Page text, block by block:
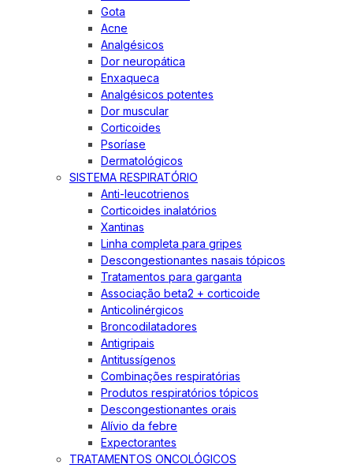
Gota
Acne
Analgésicos
Dor neuropática
Enxaqueca
Analgésicos potentes
Dor muscular
Corticoides
Psoríase
Dermatológicos
SISTEMA RESPIRATÓRIO
Anti-leucotrienos
Corticoides inalatórios
Xantinas
Linha completa para gripes
Descongestionantes nasais tópicos
Tratamentos para garganta
Associação beta2 + corticoide
Anticolinérgicos
Broncodilatadores
Antigripais
Antitussígenos
Combinações respiratórias
Produtos respiratórios tópicos
Descongestionantes orais
Alívio da febre
Expectorantes
TRATAMENTOS ONCOLÓGICOS